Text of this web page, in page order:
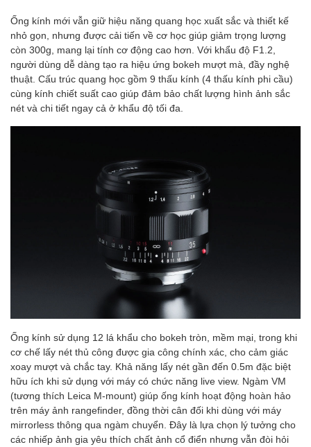
Ống kính mới vẫn giữ hiệu năng quang học xuất sắc và thiết kế
nhỏ gọn, nhưng được cải tiến về cơ học giúp giảm trọng lượng
còn 300g, mang lại tính cơ động cao hơn. Với khẩu độ F1.2,
người dùng dễ dàng tạo ra hiệu ứng bokeh mượt mà, đầy nghệ
thuật. Cấu trúc quang học gồm 9 thấu kính (4 thấu kính phi cầu)
cùng kính chiết suất cao giúp đảm bảo chất lượng hình ảnh sắc
nét và chi tiết ngay cả ở khẩu độ tối đa.
Ống kính sử dụng 12 lá khẩu cho bokeh tròn, mềm mại, trong khi
cơ chế lấy nét thủ công được gia công chính xác, cho cảm giác
xoay mượt và chắc tay. Khả năng lấy nét gần đến 0.5m đặc biệt
hữu ích khi sử dụng với máy có chức năng live view. Ngàm VM
(tương thích Leica M-mount) giúp ống kính hoạt động hoàn hảo
trên máy ảnh rangefinder, đồng thời cân đối khi dùng với máy
mirrorless thông qua ngàm chuyển. Đây là lựa chọn lý tưởng cho
các nhiếp ảnh gia yêu thích chất ảnh cổ điển nhưng vẫn đòi hỏi